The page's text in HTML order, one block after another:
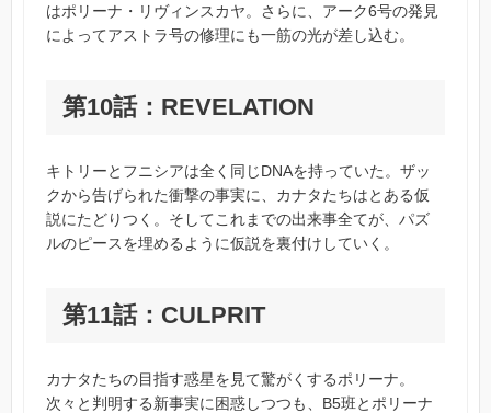
はポリーナ・リヴィンスカヤ。さらに、アーク6号の発見
によってアストラ号の修理にも一筋の光が差し込む。
第10話：REVELATION
キトリーとフニシアは全く同じDNAを持っていた。ザッ
クから告げられた衝撃の事実に、カナタたちはとある仮
説にたどりつく。そしてこれまでの出来事全てが、パズ
ルのピースを埋めるように仮説を裏付けしていく。
第11話：CULPRIT
カナタたちの目指す惑星を見て驚がくするポリーナ。
次々と判明する新事実に困惑しつつも、B5班とポリーナ